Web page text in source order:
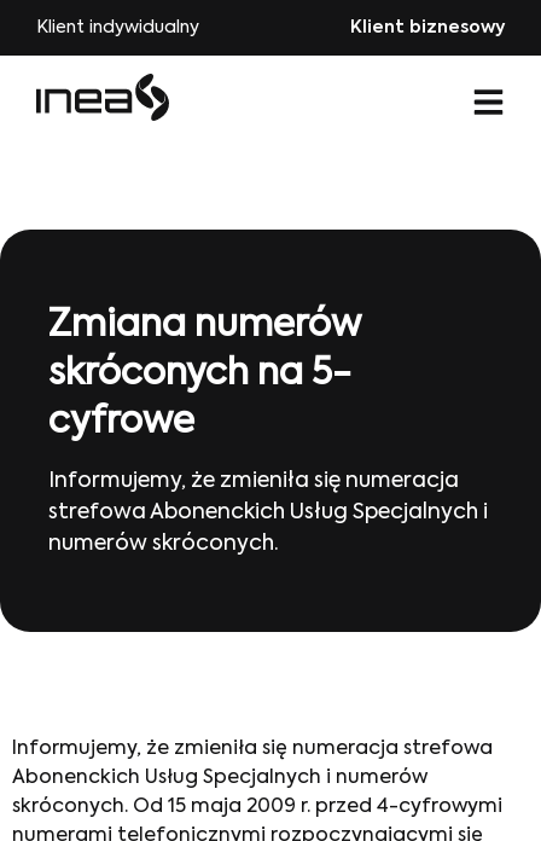
Klient indywidualny Klient biznesowy
Zmiana numerów
skróconych na 5-
cyfrowe
Informujemy, że zmieniła się numeracja
strefowa Abonenckich Usług Specjalnych i
numerów skróconych.
Informujemy, że zmieniła się numeracja strefowa
Abonenckich Usług Specjalnych i numerów
skróconych. Od 15 maja 2009 r. przed 4-cyfrowymi
numerami telefonicznymi rozpoczynającymi się